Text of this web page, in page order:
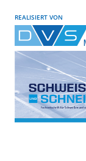
REALISIERT VON